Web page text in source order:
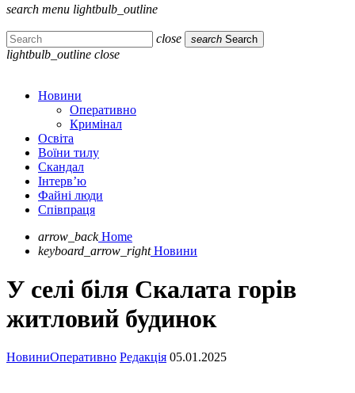
search menu lightbulb_outline
close search Search
lightbulb_outline close
Новини
Оперативно
Кримінал
Освіта
Воїни тилу
Скандал
Інтерв’ю
Файні люди
Співпраця
arrow_back Home
keyboard_arrow_right Новини
У селі біля Скалата горів
житловий будинок
НовиниОперативно Редакція 05.01.2025